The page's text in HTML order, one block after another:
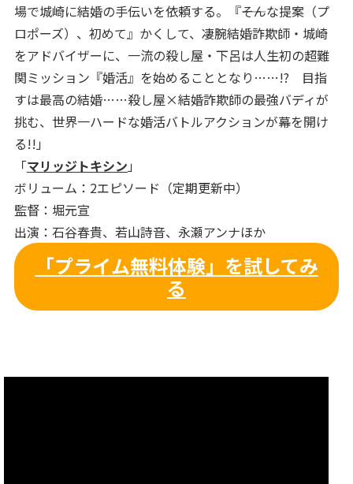
場で城崎に結婚の手伝いを依頼する。『――そんな提案（プ
ロポーズ）、初めて』かくして、凄腕結婚詐欺師・城崎
をアドバイザーに、一流の殺し屋・下呂は人生初の超難
関ミッション『婚活』を始めることとなり……!? 目指
すは最高の結婚……殺し屋×結婚詐欺師の最強バディが
挑む、世界一ハードな婚活バトルアクションが幕を開け
る!!」
「マリッジトキシン 」
ボリューム：2エピソード（定期更新中）
監督：堀元宣
出演：石谷春貴、若山詩音、永瀬アンナほか
「プライム無料体験」を試してみ
る